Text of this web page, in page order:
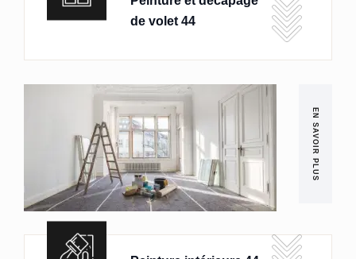
de volet 44
EN SAVOIR PLUS